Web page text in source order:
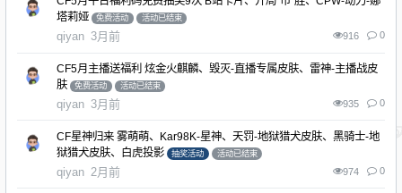
塔莉娅
免费活动 活动已结束
qiyan 3月前 916 0
CF5月主播送福利 炫金火麒麟、毁灭-直播专属皮肤、雷神-主播战皮
肤
免费活动 活动已结束
qiyan 3月前 935 0
CF星神归来 雾萌萌、Kar98K-星神、天罚-地狱猎犬皮肤、黑骑士-地
狱猎犬皮肤、白虎投影
抽奖活动 活动已结束
qiyan 2月前 974 0